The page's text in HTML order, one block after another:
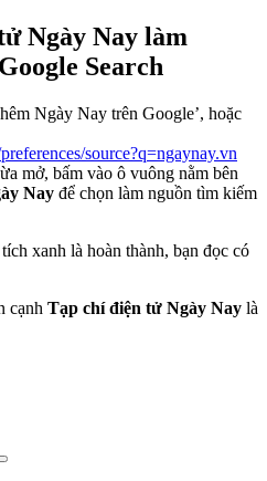
Ngày Nay làm
Search
Ngày Nay trên Google’, hoặc
source?q=ngaynay.vn
mở, bấm vào ô vuông nằm bên
Nay để chọn làm nguồn tìm kiếm
xanh là hoàn thành, bạn đọc có
cạnh Tạp chí điện tử Ngày Nay là